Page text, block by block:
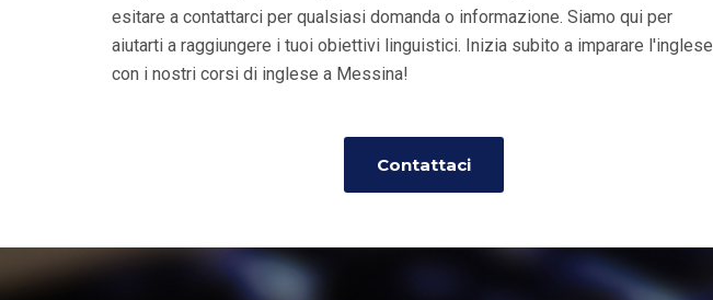
esitare a contattarci per qualsiasi domanda o informazione. Siamo qui per
aiutarti a raggiungere i tuoi obiettivi linguistici. Inizia subito a imparare l'inglese
con i nostri corsi di inglese a Messina!
Contattaci